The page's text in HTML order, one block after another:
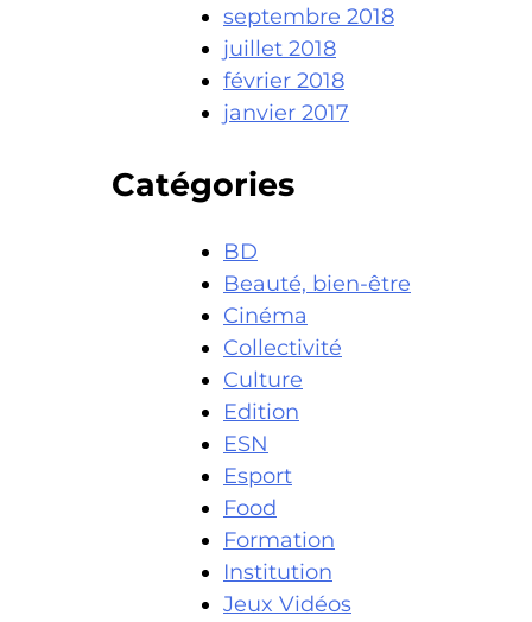
septembre 2018
juillet 2018
février 2018
janvier 2017
Catégories
BD
Beauté, bien-être
Cinéma
Collectivité
Culture
Edition
ESN
Esport
Food
Formation
Institution
Jeux Vidéos